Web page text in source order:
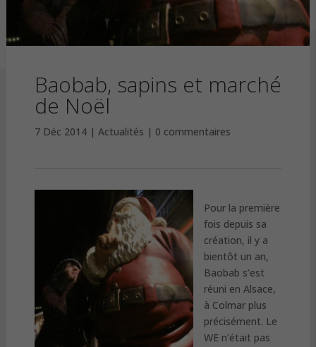
Baobab, sapins et marché
de Noël
7 Déc 2014 Actualités 0 commentaires
Pour la première
fois depuis sa
création, il y a
bientôt un an,
Baobab s’est
réuni en Alsace,
à Colmar plus
précisément. Le
WE n’était pas